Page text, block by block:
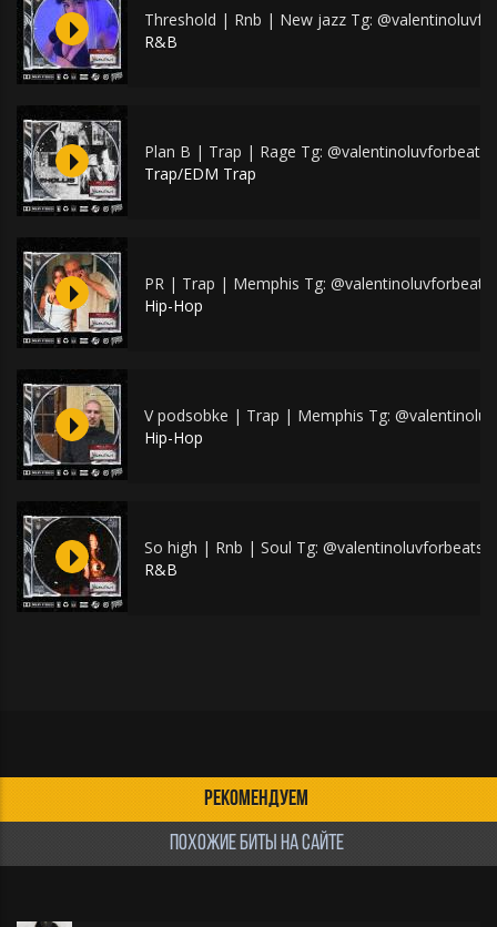
Threshold | Rnb | New jazz Tg:
R&B
Plan B | Trap | Rage Tg: @valentinoluvforbeats
Trap/EDM Trap
PR | Trap | Memphis Tg: @valentinoluvforbeats
Hip-Hop
V podsobke | Trap | Memphis Tg:
Hip-Hop
So high | Rnb | Soul Tg: @valentinoluvforbeats
R&B
РЕКОМЕНДУЕМ
ПОХОЖИЕ БИТЫ НА САЙТЕ